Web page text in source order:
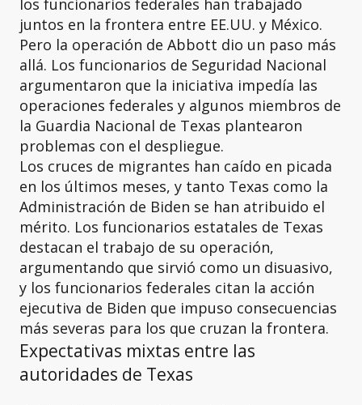
los funcionarios federales han trabajado
juntos en la frontera entre EE.UU. y México.
Pero la operación de Abbott dio un paso más
allá. Los funcionarios de Seguridad Nacional
argumentaron que la iniciativa impedía las
operaciones federales y algunos miembros de
la Guardia Nacional de Texas plantearon
problemas con el despliegue.
Los cruces de migrantes han caído en picada
en los últimos meses, y tanto Texas como la
Administración de Biden se han atribuido el
mérito. Los funcionarios estatales de Texas
destacan el trabajo de su operación,
argumentando que sirvió como un disuasivo,
y los funcionarios federales citan la acción
ejecutiva de Biden que impuso consecuencias
más severas para los que cruzan la frontera.
Expectativas mixtas entre las
autoridades de Texas